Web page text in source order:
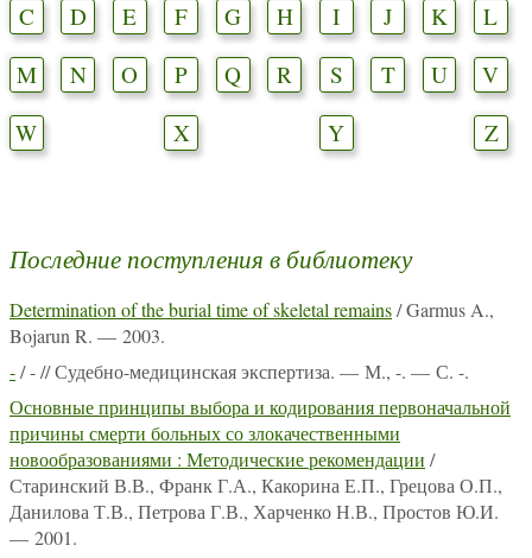
C
D E F G H I J K
L
M
N O P Q R S T U
V
W
X Y Z
Последние поступления в библиотеку
Determination of the burial time of skeletal remains/ Garmus A.,
Bojarun R. — 2003.
-/ - // Судебно-медицинская экспертиза. — М., -. — С. -.
Основные принципы выбора и кодирования первоначальной
причины смерти больных со злокачественными
новообразованиями : Методические рекомендации /
Старинский В.В., Франк Г.А., Какорина Е.П., Грецова О.П.,
Данилова Т.В., Петрова Г.В., Харченко Н.В., Простов Ю.И.
— 2001.